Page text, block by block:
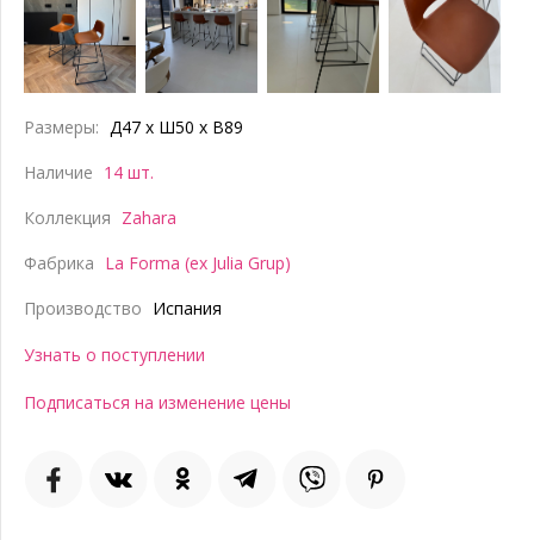
Размеры: Д47 x Ш50 x В89
Наличие 14 шт.
Коллекция Zahara
Фабрика La Forma (ex Julia Grup)
Производство Испания
Узнать о поступлении
Подписаться на изменение цены